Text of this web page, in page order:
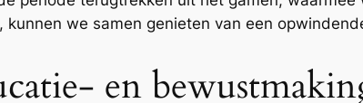
kunnen we samen genieten van een
en